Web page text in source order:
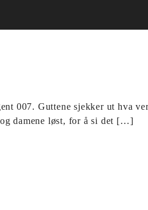
007. Guttene sjekker ut hva
damene løst, for å si det […]